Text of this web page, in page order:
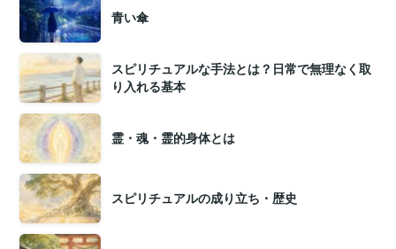
青い傘
スピリチュアルな手法とは？日常で無理なく取
り入れる基本
霊・魂・霊的身体とは
スピリチュアルの成り立ち・歴史